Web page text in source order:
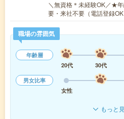
＼無資格＊未経験OK／★
要・来社不要（電話登録
職場の雰囲気
年齢層
20代
30代
男女比率
女性
もっと